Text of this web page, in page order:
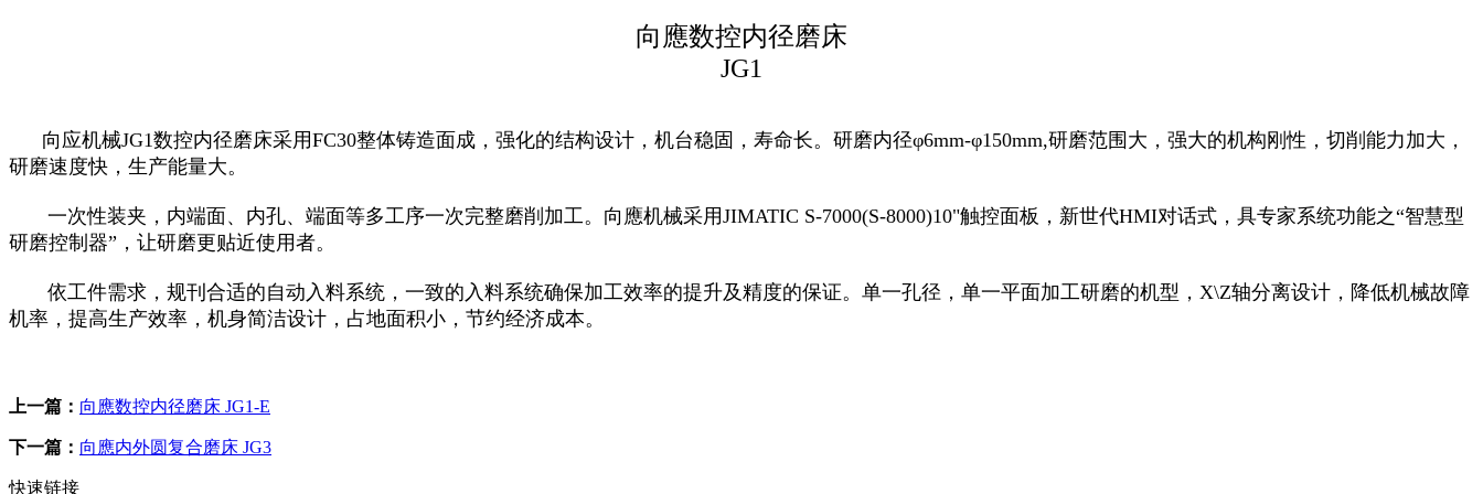
向應数控内径磨床
JG1
向应机械JG1数控内径磨床采用FC30整体铸造面成，强化的结构设计，机台稳固，寿命长。研磨内径φ6mm-φ150mm,研磨范围大，强大的机构刚性，切削能力加大，
研磨速度快，生产能量大。
一次性装夹，内端面、内孔、端面等多工序一次完整磨削加工。向應机械采用JIMATIC S-7000(S-8000)10"触控面板，新世代HMI对话式，具专家系统功能之“智慧型
研磨控制器”，让研磨更贴近使用者。
依工件需求，规刊合适的自动入料系统，一致的入料系统确保加工效率的提升及精度的保证。单一孔径，单一平面加工研磨的机型，X\Z轴分离设计，降低机械故障
机率，提高生产效率，机身简洁设计，占地面积小，节约经济成本。
上一篇： 向應数控内径磨床 JG1-E
下一篇： 向應内外圆复合磨床 JG3
快速链接